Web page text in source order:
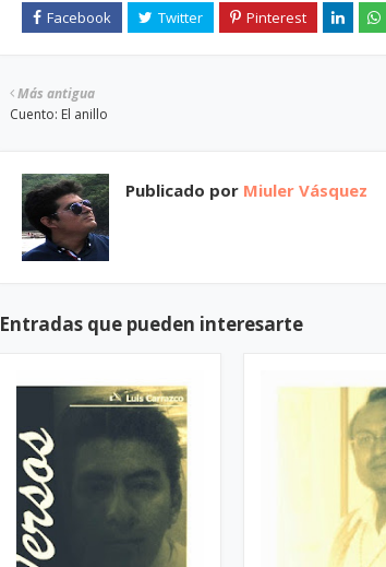
Más antigua
Cuento: El anillo
Publicado por Miuler Vásquez
Entradas que pueden interesarte